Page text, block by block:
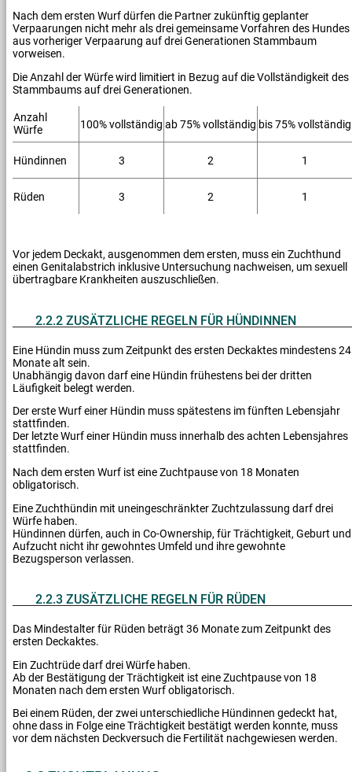
Nach dem ersten Wurf dürfen die Partner zukünftig geplanter
Verpaarungen nicht mehr als drei gemeinsame Vorfahren des Hundes
aus vorheriger Verpaarung auf drei Generationen Stammbaum
vorweisen.
Die Anzahl der Würfe wird limitiert in Bezug auf die Vollständigkeit des
Stammbaums auf drei Generationen.
Anzahl
Würfe
100% vollständig ab 75% vollständig bis 75% vollständig
Hündinnen 3 2 1
Rüden 3 2 1
Vor jedem Deckakt, ausgenommen dem ersten, muss ein Zuchthund
einen Genitalabstrich inklusive Untersuchung nachweisen, um sexuell
übertragbare Krankheiten auszuschließen.
2.2.2 ZUSÄTZLICHE REGELN FÜR HÜNDINNEN
Eine Hündin muss zum Zeitpunkt des ersten Deckaktes mindestens 24
Monate alt sein.
Unabhängig davon darf eine Hündin frühestens bei der dritten
Läufigkeit belegt werden.
Der erste Wurf einer Hündin muss spätestens im fünften Lebensjahr
stattfinden.
Der letzte Wurf einer Hündin muss innerhalb des achten Lebensjahres
stattfinden.
Nach dem ersten Wurf ist eine Zuchtpause von 18 Monaten
obligatorisch.
Eine Zuchthündin mit uneingeschränkter Zuchtzulassung darf drei
Würfe haben.
Hündinnen dürfen, auch in Co-Ownership, für Trächtigkeit, Geburt und
Aufzucht nicht ihr gewohntes Umfeld und ihre gewohnte
Bezugsperson verlassen.
2.2.3 ZUSÄTZLICHE REGELN FÜR RÜDEN
Das Mindestalter für Rüden beträgt 36 Monate zum Zeitpunkt des
ersten Deckaktes.
Ein Zuchtrüde darf drei Würfe haben.
Ab der Bestätigung der Trächtigkeit ist eine Zuchtpause von 18
Monaten nach dem ersten Wurf obligatorisch.
Bei einem Rüden, der zwei unterschiedliche Hündinnen gedeckt hat,
ohne dass in Folge eine Trächtigkeit bestätigt werden konnte, muss
vor dem nächsten Deckversuch die Fertilität nachgewiesen werden.